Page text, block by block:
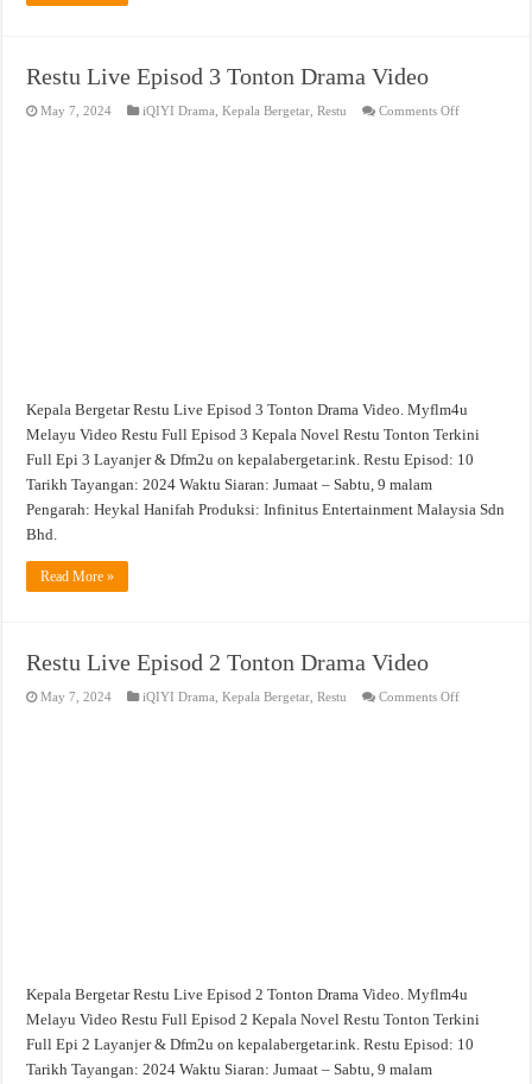
Restu Live Episod 3 Tonton Drama Video
May 7, 2024 iQIYI Drama ,Kepala Bergetar ,Restu Comments Offon
Kepala Bergetar Restu Live Episod 3 Tonton Drama Video. Myflm4u
Melayu Video Restu Full Episod 3 Kepala Novel Restu Tonton Terkini
Full Epi 3 Layanjer & Dfm2u on kepalabergetar.ink. Restu Episod: 10
Tarikh Tayangan: 2024 Waktu Siaran: Jumaat – Sabtu, 9 malam
Pengarah: Heykal Hanifah Produksi: Infinitus Entertainment Malaysia Sdn
Bhd.
Read More »
Restu Live Episod 2 Tonton Drama Video
May 7, 2024 iQIYI Drama ,Kepala Bergetar ,Restu Comments Offon
Kepala Bergetar Restu Live Episod 2 Tonton Drama Video. Myflm4u
Melayu Video Restu Full Episod 2 Kepala Novel Restu Tonton Terkini
Full Epi 2 Layanjer & Dfm2u on kepalabergetar.ink. Restu Episod: 10
Tarikh Tayangan: 2024 Waktu Siaran: Jumaat – Sabtu, 9 malam